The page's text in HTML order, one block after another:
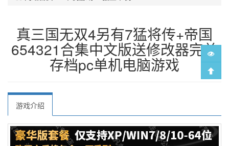
真三国无双4另有7猛将传+帝国
654321合集中文版送修改器完美
存档pc单机电脑游戏
游戏介绍